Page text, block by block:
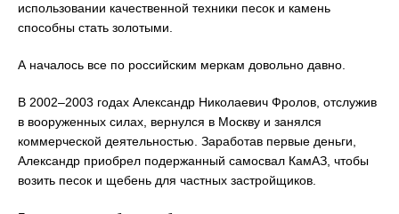
использовании качественной техники песок и камень
способны стать золотыми.
А началось все по российским меркам довольно давно.
В 2002–2003 годах Александр Николаевич Фролов, отслужив
в вооруженных силах, вернулся в Москву и занялся
коммерческой деятельностью. Заработав первые деньги,
Александр приобрел подержанный самосвал КамАЗ, чтобы
возить песок и щебень для частных застройщиков.